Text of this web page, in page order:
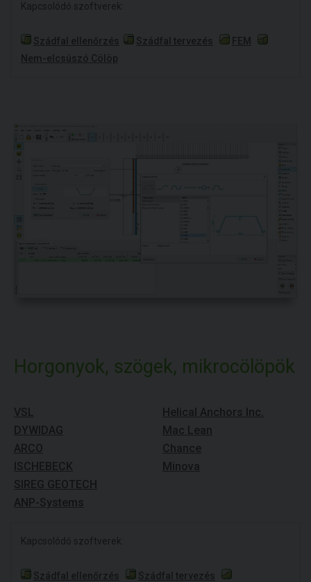
Kapcsolódó szoftverek:
Szádfal ellenőrzés Szádfal tervezés
FEM
Nem-elcsúszó Cölöp
Horgonyok, szögek, mikrocölöpök
VSL
DYWIDAG
ARCO
ISCHEBECK
SIREG GEOTECH
ANP-Systems
Helical Anchors Inc.
Mac Lean
Chance
Minova
Kapcsolódó szoftverek:
Szádfal ellenőrzés
Szádfal tervezés